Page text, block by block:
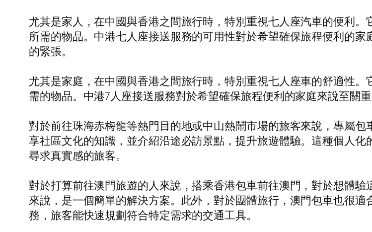
尤其是家人，在中國與香港之間旅行時，特別重視七人座汽車的便利
所需的物品。中港七人座接送服務的可用性對於希望確保旅程便利的
的緊張。
尤其是家庭，在中國與香港之間旅行時，特別重視七人座車的舒適性
需的物品。中港7人座接送服務對於希望確保旅程便利的家庭來說至關
對於前往珠海赤梅龍等熱門目的地或中山熱鬧市場的旅客來說，專屬
享社區文化的知識，並介紹沿途必訪景點，提升旅遊體驗。這種個人
尋求真實感的旅客。
對於打算前往澳門旅遊的人來說，搭乘香港包車前往澳門，對於想體
來說，是一個簡單的解決方案。此外，對於團體旅行，澳門包車也很
務，旅客能快速規劃符合特定需求的交通工具。